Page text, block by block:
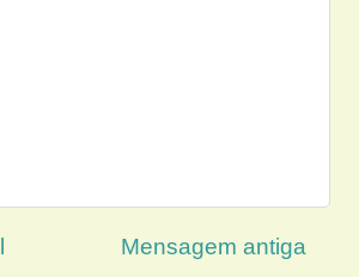
Mensagem antiga